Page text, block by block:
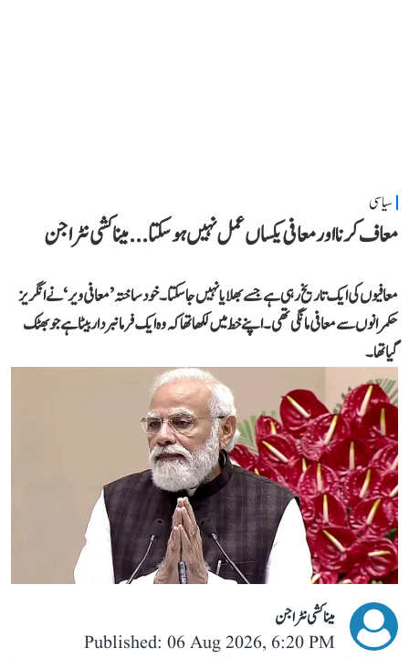
سیاسی
معاف کرنا اور معافی یکساں عمل نہیں ہو سکتا... میناکشی نٹراجن
معافیوں کی ایک تاریخ رہی ہے جسے بھلایا نہیں جا سکتا۔ خود ساختہ ’معافی ویر‘ نے انگریز
حکمرانوں سے معافی مانگی تھی۔ اپنے خط میں لکھا تھا کہ وہ ایک فرمانبردار بیٹا ہے جو بھٹک
گیا تھا۔
میناکشی نٹراجن
Published: 06 Aug 2026, 6:20 PM